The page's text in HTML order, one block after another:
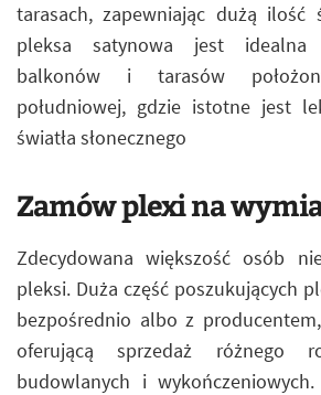
tarasach, zapewniając dużą ilość
pleksa satynowa jest idealna
balkonów i tarasów
południowej, gdzie istotne jest
światła słonecznego
Zamów plexi na
Zdecydowana większość osób
pleksi. Duża część poszukujących
bezpośrednio albo z
oferującą sprzedaż różnego
budowlanych i